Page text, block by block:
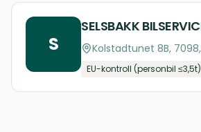
S
SELSBAKK
Kolstadtunet 8B, 7098,
EU-kontroll (personbil ≤3,5t)